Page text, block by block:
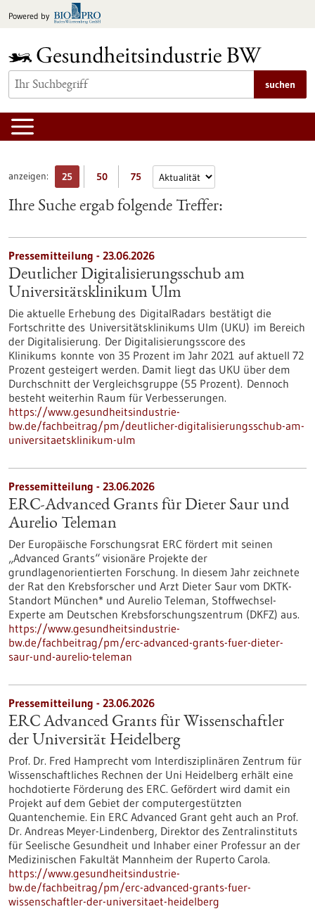
Inhalt
Powered by
suchen
anzeigen: 25 50 75
Ihre Suche ergab folgende Treffer:
Pressemitteilung - 23.06.2026
Deutlicher Digitalisierungsschub am
Universitätsklinikum Ulm
Die aktuelle Erhebung des DigitalRadars bestätigt die
Fortschritte des Universitätsklinikums Ulm (UKU) im Bereich
der Digitalisierung. Der Digitalisierungsscore des
Klinikums konnte von 35 Prozent im Jahr 2021 auf aktuell 72
Prozent gesteigert werden. Damit liegt das UKU über dem
Durchschnitt der Vergleichsgruppe (55 Prozent). Dennoch
besteht weiterhin Raum für Verbesserungen.
https://www.gesundheitsindustrie-
bw.de/fachbeitrag/pm/deutlicher-digitalisierungsschub-am-
universitaetsklinikum-ulm
Pressemitteilung - 23.06.2026
ERC-Advanced Grants für Dieter Saur und
Aurelio Teleman
Der Europäische Forschungsrat ERC fördert mit seinen
„Advanced Grants“ visionäre Projekte der
grundlagenorientierten Forschung. In diesem Jahr zeichnete
der Rat den Krebsforscher und Arzt Dieter Saur vom DKTK-
Standort München* und Aurelio Teleman, Stoffwechsel-
Experte am Deutschen Krebsforschungszentrum (DKFZ) aus.
https://www.gesundheitsindustrie-
bw.de/fachbeitrag/pm/erc-advanced-grants-fuer-dieter-
saur-und-aurelio-teleman
Pressemitteilung - 23.06.2026
ERC Advanced Grants für Wissenschaftler
der Universität Heidelberg
Prof. Dr. Fred Hamprecht vom Interdisziplinären Zentrum für
Wissenschaftliches Rechnen der Uni Heidelberg erhält eine
hochdotierte Förderung des ERC. Gefördert wird damit ein
Projekt auf dem Gebiet der computergestützten
Quantenchemie. Ein ERC Advanced Grant geht auch an Prof.
Dr. Andreas Meyer-Lindenberg, Direktor des Zentralinstituts
für Seelische Gesundheit und Inhaber einer Professur an der
Medizinischen Fakultät Mannheim der Ruperto Carola.
https://www.gesundheitsindustrie-
bw.de/fachbeitrag/pm/erc-advanced-grants-fuer-
wissenschaftler-der-universitaet-heidelberg